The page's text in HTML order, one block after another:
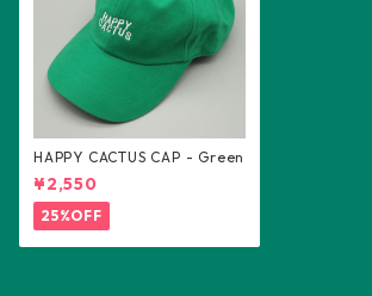
HAPPY CACTUS CAP - Green
¥2,550
25%OFF